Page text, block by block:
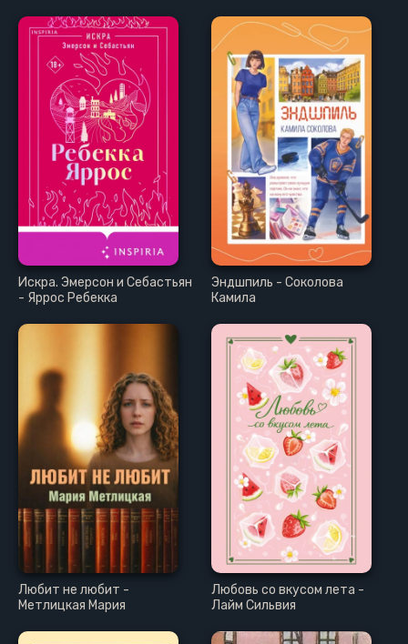
Искра. Эмерсон и Себастьян
- Яррос Ребекка
Эндшпиль - Соколова
Камила
Любит не любит -
Метлицкая Мария
Любовь со вкусом лета -
Лайм Сильвия